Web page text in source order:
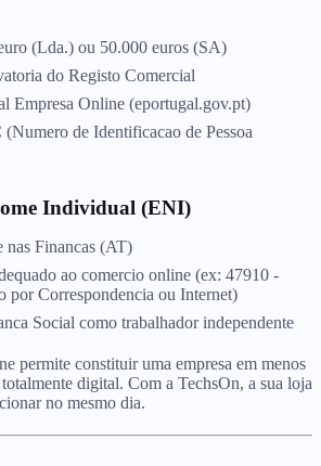
(Lda.) ou 50.000 euros (SA)
do Registo Comercial
Empresa Online (eportugal.gov.pt)
de Identificacao de Pessoa
Individual (ENI)
nas Financas (AT)
ao comercio online (ex: 47910 -
por Correspondencia ou Internet)
Social como trabalhador independente
permite constituir uma empresa em menos
digital. Com a TechsOn, a sua loja
no mesmo dia.